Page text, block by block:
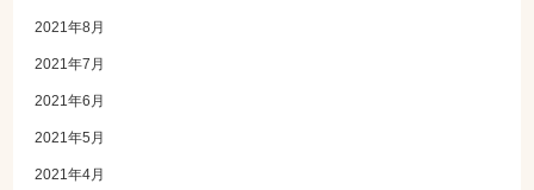
2021年8月
2021年7月
2021年6月
2021年5月
2021年4月